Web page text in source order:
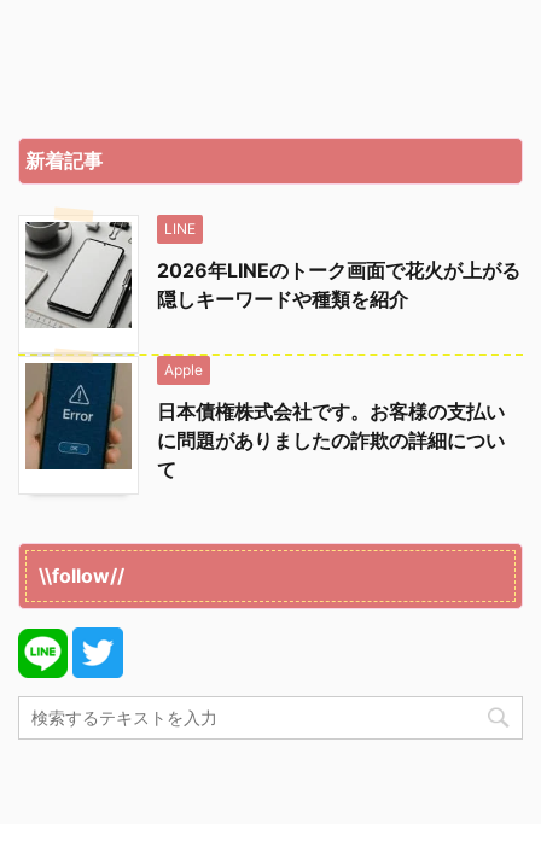
新着記事
LINE
2026年LINEのトーク画面で花火が上がる
隠しキーワードや種類を紹介
Apple
日本債権株式会社です。お客様の支払い
に問題がありましたの詐欺の詳細につい
て
\\follow//